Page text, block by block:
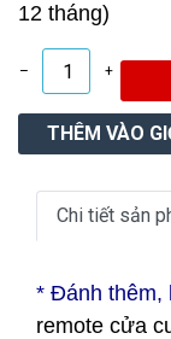
12 tháng)
– +
Chi tiết sản
* Đánh thêm,
remote cửa